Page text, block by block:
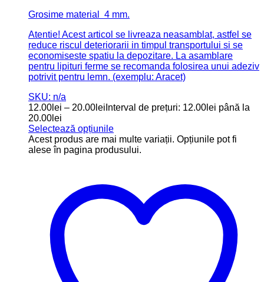
Grosime material 4 mm.
Atentie! Acest articol se livreaza neasamblat, astfel se
reduce riscul deteriorarii in timpul transportului si se
economiseste spatiu la depozitare. La asamblare
pentru lipituri ferme se recomanda folosirea unui adeziv
potrivit pentru lemn. (exemplu: Aracet)
SKU: n/a
12.00 lei – 20.00 lei Interval de prețuri: 12.00lei până la
20.00lei
Selectează opțiunile
Acest produs are mai multe variații. Opțiunile pot fi
alese în pagina produsului.